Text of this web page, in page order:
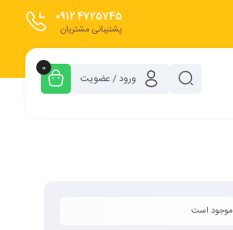
4725745
0912
پشتیبانی مشتریان
0
ورود / عضویت
موجود است